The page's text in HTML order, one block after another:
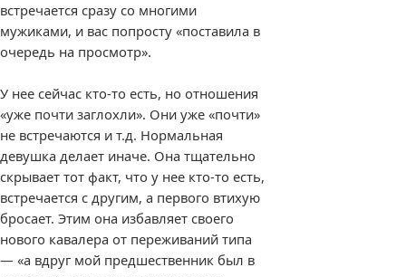
встречается сразу со многими
мужиками, и вас попросту «поставила в
очередь на просмотр».
У нее сейчас кто-то есть, но отношения
«уже почти заглохли». Они уже «почти»
не встречаются и т.д. Нормальная
девушка делает иначе. Она тщательно
скрывает тот факт, что у нее кто-то есть,
встречается с другим, а первого втихую
бросает. Этим она избавляет своего
нового кавалера от переживаний типа
— «а вдруг мой предшественник был в